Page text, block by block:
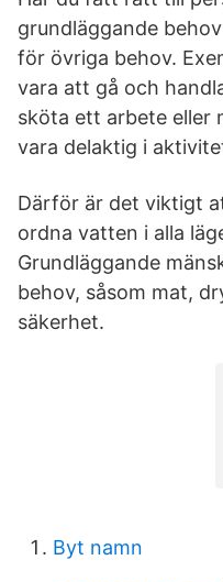
grundläggande
för övriga behov.
vara att gå och
sköta ett arbete eller
vara delaktig i
Därför är det viktigt
ordna vatten i alla
Grundläggande
behov, såsom mat,
säkerhet.
Byt namn